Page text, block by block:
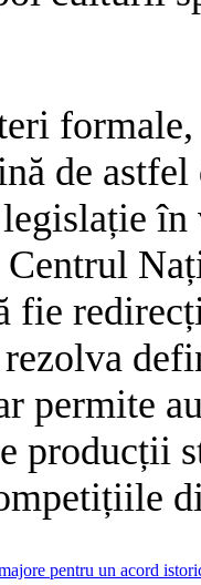
de
în
fie
permite
producții
pentru un acord